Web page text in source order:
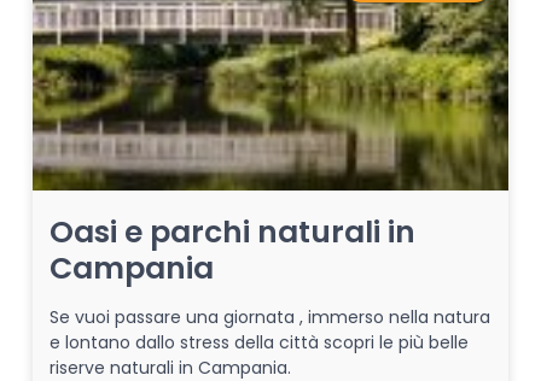
Oasi e parchi naturali in
Campania
Se vuoi passare una giornata , immerso nella natura
e lontano dallo stress della città scopri le più belle
riserve naturali in Campania.